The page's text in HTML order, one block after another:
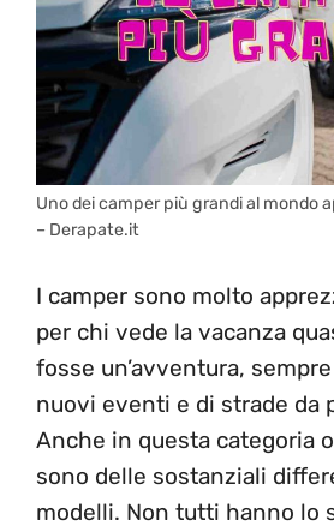
Uno dei camper più grandi al mondo
– Derapate.it
I camper sono molto
per chi vede la vacanza
fosse un’avventura,
nuovi eventi e di strade da
Anche in questa categoria
sono delle sostanziali
modelli. Non tutti hanno lo